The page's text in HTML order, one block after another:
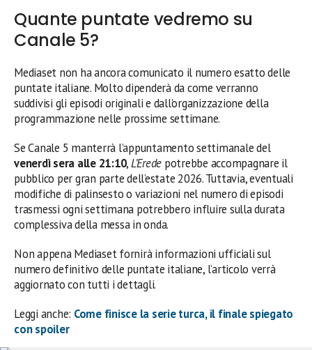
Quante puntate vedremo su
Canale 5?
Mediaset non ha ancora comunicato il numero esatto delle
puntate italiane. Molto dipenderà da come verranno
suddivisi gli episodi originali e dall’organizzazione della
programmazione nelle prossime settimane.
Se Canale 5 manterrà l’appuntamento settimanale del
venerdì sera alle 21:10,L’Erede potrebbe accompagnare il
pubblico per gran parte dell’estate 2026. Tuttavia, eventuali
modifiche di palinsesto o variazioni nel numero di episodi
trasmessi ogni settimana potrebbero influire sulla durata
complessiva della messa in onda.
Non appena Mediaset fornirà informazioni ufficiali sul
numero definitivo delle puntate italiane, l’articolo verrà
aggiornato con tutti i dettagli.
Leggi anche: Come finisce la serie turca, il finale spiegato
con spoiler